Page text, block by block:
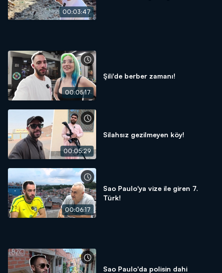
00:03:47
00:05:17
Şili'de berber zamanı!
00:05:29
Silahsız gezilmeyen köy!
00:06:17
Sao Paulo'ya vize ile giren 7.
Türk!
Sao Paulo'da polisin dahi